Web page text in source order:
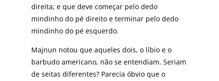
direita; e que deve começar pelo dedo
mindinho do pé direito e terminar pelo dedo
mindinho do pé esquerdo.
Majnun notou que aqueles dois, o líbio e o
barbudo americano, não se entendiam. Seriam
de seitas diferentes? Parecia óbvio que o